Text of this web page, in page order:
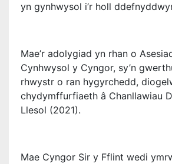
yn gynhwysol i’r holl
Mae’r adolygiad yn rhan o
Cynhwysol y Cyngor, sy’n
rhwystr o ran hygyrchedd,
chydymffurfiaeth â Chanllawiau
Llesol (2021).
Mae Cyngor Sir y Fflint wedi